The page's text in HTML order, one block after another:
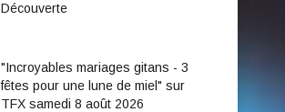
Découverte
"Incroyables mariages gitans - 3
fêtes pour une lune de miel" sur
TFX samedi 8 août 2026